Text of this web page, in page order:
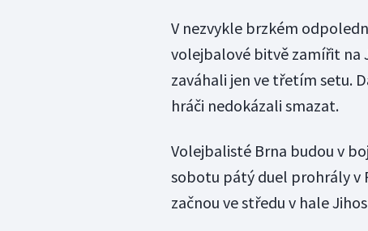
V nezvykle brzkém
volejbalové bitvě zamířit na
zaváhali jen ve třetím setu.
hráči nedokázali smazat.
Volejbalisté Brna budou v
sobotu pátý duel prohrály v
začnou ve středu v hale